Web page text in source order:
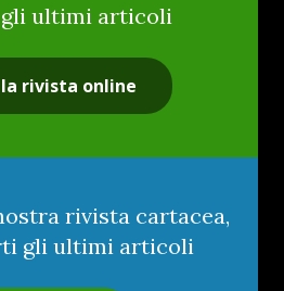
ultimi articoli
rivista online
rivista cartacea,
gli ultimi articoli